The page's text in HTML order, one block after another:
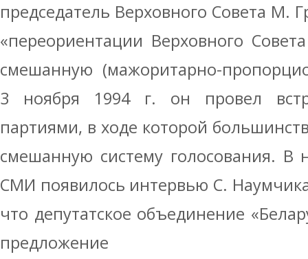
председатель Верховного Совета М.
«переориентации Верховного
смешанную (мажоритарно-
3 ноября 1994 г. он провел
партиями, в ходе которой
смешанную систему голосования. В
СМИ появилось интервью С.
что депутатское объединение
предложение